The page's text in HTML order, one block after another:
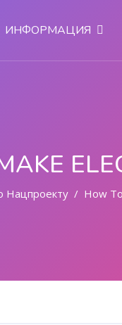
ИНФОРМАЦИЯ
Нацпроекту How